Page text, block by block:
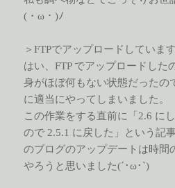
(・ω・)ﾉ
＞FTPでアップロードしていま
はい、FTP でアップロードした
身がほぼ何もない状態だったの
に適当にやってしまいました。
この作業をする直前に「2.6 に
ので 2.5.1 に戻した」という記
のブログのアップデートは時間
やろうと思いました(´･ω･`)